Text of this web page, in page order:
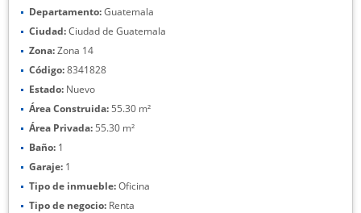
Departamento:Guatemala
Ciudad:Ciudad de Guatemala
Zona:Zona 14
Código:8341828
Estado: Nuevo
Área Construida: 55.30 m²
Área Privada: 55.30 m²
Baño: 1
Garaje: 1
Tipo de inmueble:Oficina
Tipo de negocio: Renta